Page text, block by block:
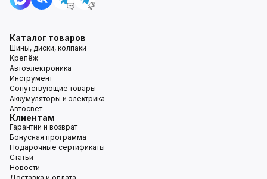
Каталог товаров
Шины, диски, колпаки
Крепёж
Автоэлектроника
Инструмент
Сопутствующие товары
Аккумуляторы и электрика
Автосвет
Клиентам
Гарантии и возврат
Бонусная программа
Подарочные сертификаты
Статьи
Новости